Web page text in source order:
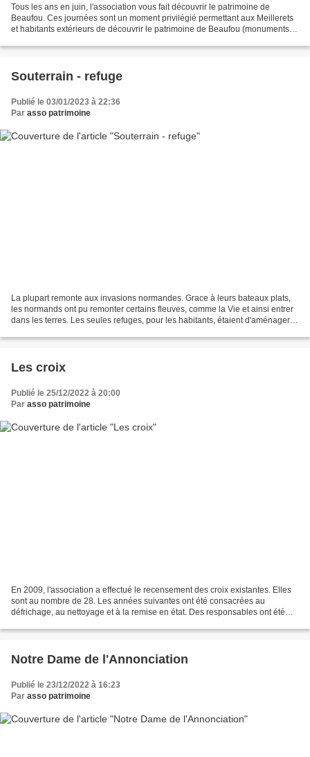
Tous les ans en juin, l'association vous fait découvrir le patrimoine de
Beaufou. Ces journées sont un moment privilégié permettant aux Meillerets
et habitants extérieurs de découvrir le patrimoine de Beaufou (monuments,
Souterrain - refuge
Publié le 03/01/2023 à 22:36
Par asso patrimoine
La plupart remonte aux invasions normandes. Grace à leurs bateaux plats,
les normands ont pu remonter certains fleuves, comme la Vie et ainsi entrer
dans les terres. Les seules refuges, pour les habitants, étaient d'aménager
Les croix
Publié le 25/12/2022 à 20:00
Par asso patrimoine
En 2009, l'association a effectué le recensement des croix existantes. Elles
sont au nombre de 28. Les années suivantes ont été consacrées au
défrichage, au nettoyage et à la remise en état. Des responsables ont été
Notre Dame de l'Annonciation
Publié le 23/12/2022 à 16:23
Par asso patrimoine